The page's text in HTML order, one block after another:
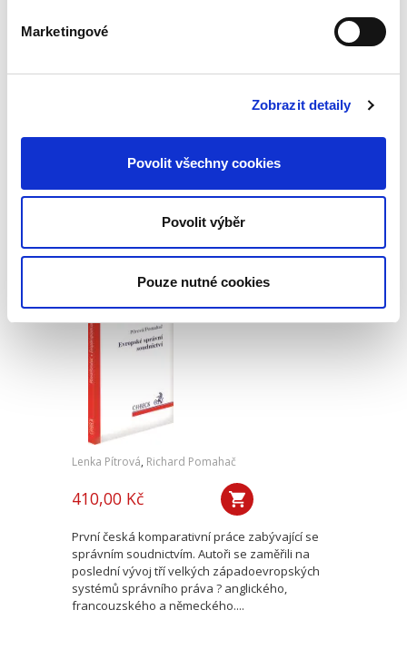
Marketingové
Zobrazit detaily
Povolit všechny cookies
Povolit výběr
Pouze nutné cookies
Publikace vysvětluje problematiku veřejné
správněvědního. Přístupem k tématu a jeho
detailním zpracováním autoři vyplňují mezeru v
současné české odborné...
soudnictví
Lenka Pítrová, Richard Pomahač
410,00 Kč
První česká komparativní práce zabývající se
správním soudnictvím. Autoři se zaměřili na
poslední vývoj tří velkých západoevropských
systémů správního práva ? anglického,
francouzského a německého....